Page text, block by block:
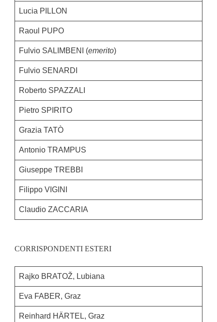
Lucia PILLON
Raoul PUPO
Fulvio SALIMBENI (emerito)
Fulvio SENARDI
Roberto SPAZZALI
Pietro SPIRITO
Grazia TATÒ
Antonio TRAMPUS
Giuseppe TREBBI
Filippo VIGINI
Claudio ZACCARIA
CORRISPONDENTI ESTERI
Rajko BRATOŽ, Lubiana
Eva FABER, Graz
Reinhard HÄRTEL, Graz